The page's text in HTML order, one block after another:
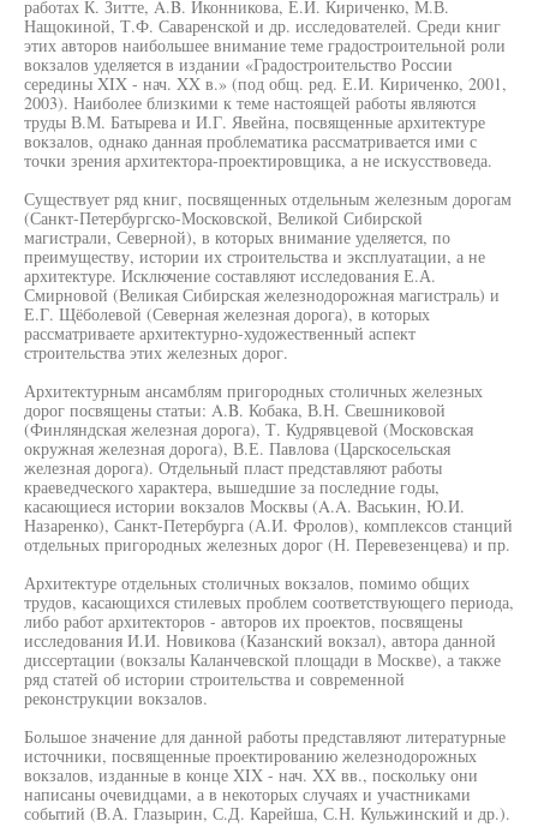
работах К. Зитте, A.B. Иконникова, Е.И. Кириченко, М.В.
Нащокиной, Т.Ф. Саваренской и др. исследователей. Среди книг
этих авторов наибольшее внимание теме градостроительной роли
вокзалов уделяется в издании «Градостроительство России
середины XIX - нач. XX в.» (под общ. ред. Е.И. Кириченко, 2001,
2003). Наиболее близкими к теме настоящей работы являются
труды В.М. Батырева и И.Г. Явейна, посвященные архитектуре
вокзалов, однако данная проблематика рассматривается ими с
точки зрения архитектора-проектировщика, а не искусствоведа.
Существует ряд книг, посвященных отдельным железным дорогам
(Санкт-Петербургско-Московской, Великой Сибирской
магистрали, Северной), в которых внимание уделяется, по
преимуществу, истории их строительства и эксплуатации, а не
архитектуре. Исключение составляют исследования Е.А.
Смирновой (Великая Сибирская железнодорожная магистраль) и
Е.Г. Щёболевой (Северная железная дорога), в которых
рассматриваете архитектурно-художественный аспект
строительства этих железных дорог.
Архитектурным ансамблям пригородных столичных железных
дорог посвящены статьи: A.B. Кобака, В.Н. Свешниковой
(Финляндская железная дорога), Т. Кудрявцевой (Московская
окружная железная дорога), В.Е. Павлова (Царскосельская
железная дорога). Отдельный пласт представляют работы
краеведческого характера, вышедшие за последние годы,
касающиеся истории вокзалов Москвы (A.A. Васькин, Ю.И.
Назаренко), Санкт-Петербурга (А.И. Фролов), комплексов станций
отдельных пригородных железных дорог (Н. Перевезенцева) и пр.
Архитектуре отдельных столичных вокзалов, помимо общих
трудов, касающихся стилевых проблем соответствующего периода,
либо работ архитекторов - авторов их проектов, посвящены
исследования И.И. Новикова (Казанский вокзал), автора данной
диссертации (вокзалы Каланчевской площади в Москве), а также
ряд статей об истории строительства и современной
реконструкции вокзалов.
Большое значение для данной работы представляют литературные
источники, посвященные проектированию железнодорожных
вокзалов, изданные в конце XIX - нач. XX вв., поскольку они
написаны очевидцами, а в некоторых случаях и участниками
событий (В.А. Глазырин, С.Д. Карейша, С.Н. Кульжинский и др.).